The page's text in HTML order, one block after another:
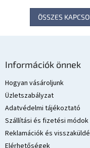
ÖSSZES
Információk önnek
Hogyan vásároljunk
Üzletszabályzat
Adatvédelmi tájékoztató
Szállítási és fizetési módok
Reklamációk és
Elérhetőségek